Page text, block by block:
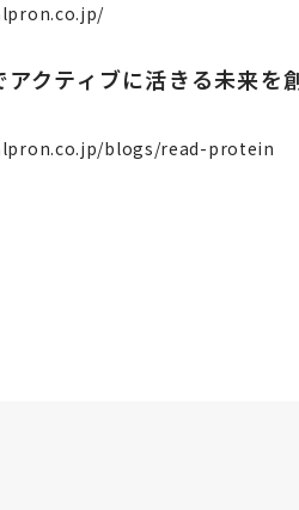
クティブに活きる未来を
blogs/read-protein